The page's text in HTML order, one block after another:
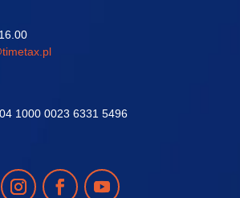
1000 0023 6331 5496